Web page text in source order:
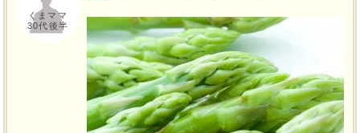
くまママ
30代後半